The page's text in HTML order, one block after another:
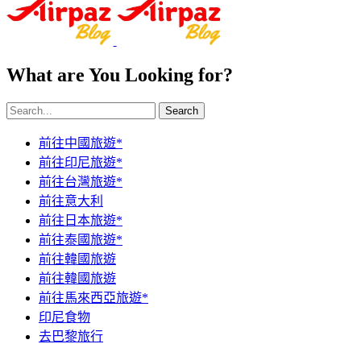
What are You Looking for?
Search
前往中國旅遊*
前往印尼旅遊*
前往台灣旅遊*
前往意大利
前往日本旅遊*
前往泰國旅遊*
前往韓國旅遊
前往韓國旅遊
前往馬來西亞旅遊*
印尼食物
去巴黎旅行